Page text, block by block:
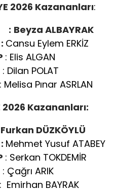
2026 Kazananları:
: Beyza ALBAYRAK
Cansu Eylem ERKİZ
: Elis ALGAN
POLAT
Pınar ASRLAN
2026 Kazananları:
DÜZKÖYLÜ
Mehmet Yusuf ATABEY
: Serkan TOKDEMİR
ARIK
Emirhan BAYRAK